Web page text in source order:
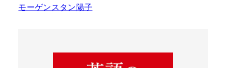
モーゲンスタン陽子